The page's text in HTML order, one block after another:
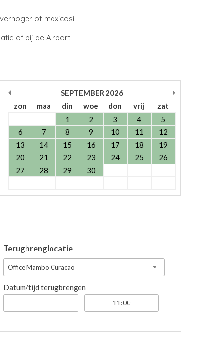
of maxicosi
of bij de Airport
SEPTEMBER 2026
zon
maa din woe don vrij
zat
1
2 3 4
5
6
7 8 9 10 11
12
13
14 15 16 17 18
19
20
21 22 23 24 25
26
27
28 29 30
Terugbrenglocatie
Office Mambo Curacao
Datum/tijd terugbrengen